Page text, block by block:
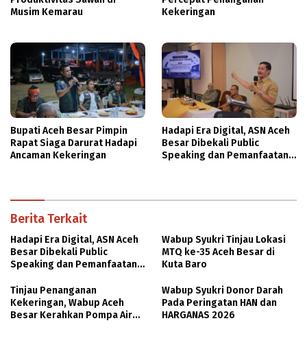
Musim Kemarau
Kekeringan
Bupati Aceh Besar Pimpin
Rapat Siaga Darurat Hadapi
Ancaman Kekeringan
Hadapi Era Digital, ASN Aceh
Besar Dibekali Public
Speaking dan Pemanfaatan
Berita Terkait
Hadapi Era Digital, ASN Aceh
Besar Dibekali Public
Speaking dan Pemanfaatan
Wabup Syukri Tinjau Lokasi
MTQ ke-35 Aceh Besar di
Kuta Baro
Tinjau Penanganan
Kekeringan, Wabup Aceh
Besar Kerahkan Pompa Air
Wabup Syukri Donor Darah
Pada Peringatan HAN dan
HARGANAS 2026